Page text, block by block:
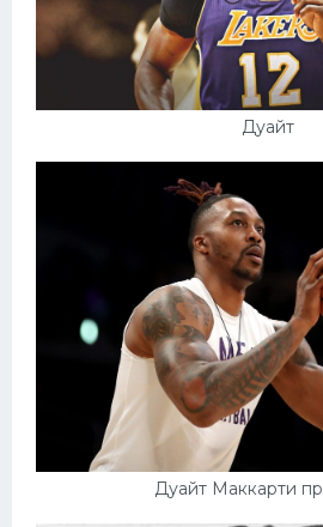
Дуайт
Дуайт Маккарти